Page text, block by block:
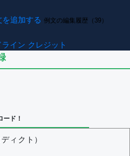
を追加する 例文の編集履歴（39）
イン クレジット
ード！
ィクト）